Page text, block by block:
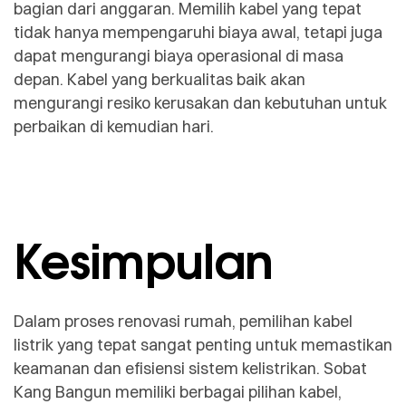
bagian dari anggaran. Memilih kabel yang tepat
tidak hanya mempengaruhi biaya awal, tetapi juga
dapat mengurangi biaya operasional di masa
depan. Kabel yang berkualitas baik akan
mengurangi resiko kerusakan dan kebutuhan untuk
perbaikan di kemudian hari.
Kesimpulan
Dalam proses renovasi rumah, pemilihan kabel
listrik yang tepat sangat penting untuk memastikan
keamanan dan efisiensi sistem kelistrikan. Sobat
Kang Bangun memiliki berbagai pilihan kabel,